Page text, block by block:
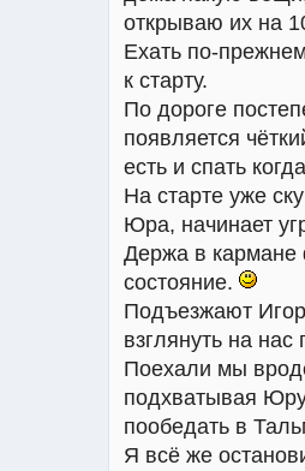
открываю их на
Ехать по-
к старту.
По дороге
появляется
есть и спать
На старте уже
Юра, начинает
Держа в кармане
состояние.
Подъезжают
взглянуть на нас
Поехали мы
подхватывая
пообедать в
Я всё же